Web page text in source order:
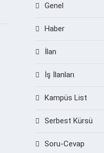
Genel
Haber
İlan
İş İlanları
Kampüs List
Serbest Kürsü
Soru-Cevap